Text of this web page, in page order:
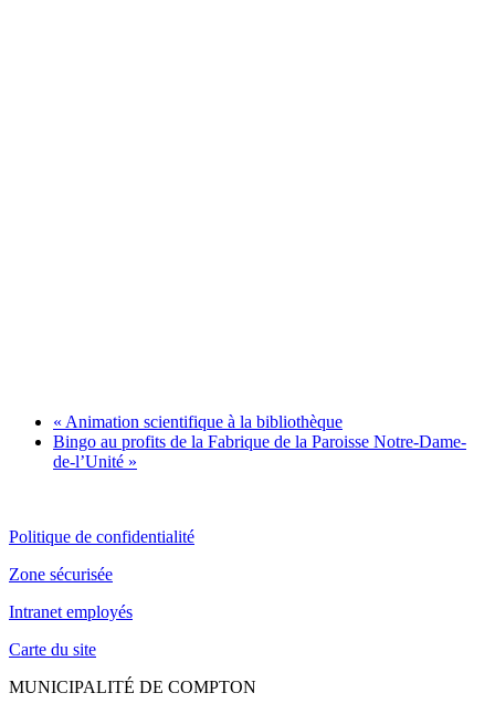
« Animation scientifique à la bibliothèque
Bingo au profits de la Fabrique de la Paroisse Notre-Dame-
de-l’Unité »
Politique de confidentialité
Zone sécurisée
Intranet employés
Carte du site
MUNICIPALITÉ DE COMPTON